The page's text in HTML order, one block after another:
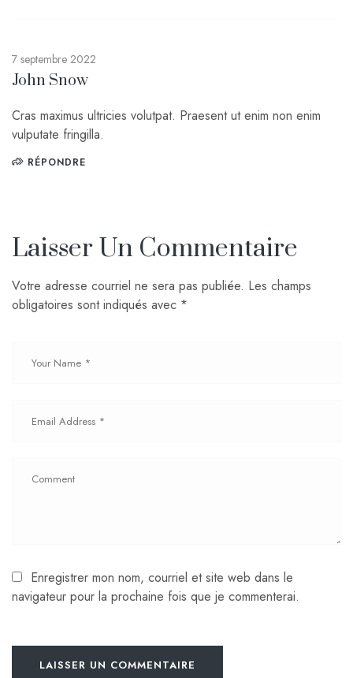
7 septembre 2022
John Snow
Cras maximus ultricies volutpat. Praesent ut enim non enim
vulputate fringilla.
RÉPONDRE
Laisser Un Commentaire
Votre adresse courriel ne sera pas publiée. Les champs
obligatoires sont indiqués avec *
Enregistrer mon nom, courriel et site web dans le
navigateur pour la prochaine fois que je commenterai.
LAISSER UN COMMENTAIRE